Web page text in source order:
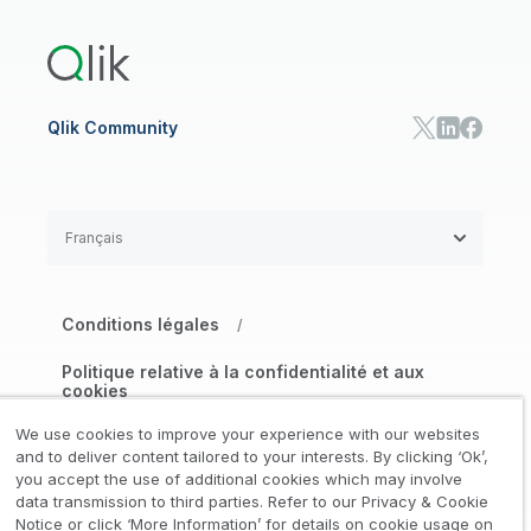
Qlik Community
Conditions légales /
Politique relative à la confidentialité et aux
cookies
Marques déposées / Confiance /
Conditions d’utilisation /
Français
We use cookies to improve your experience with our websites
and to deliver content tailored to your interests. By clicking ‘Ok’,
you accept the use of additional cookies which may involve
data transmission to third parties. Refer to our Privacy & Cookie
Notice or click ‘More Information’ for details on cookie usage on